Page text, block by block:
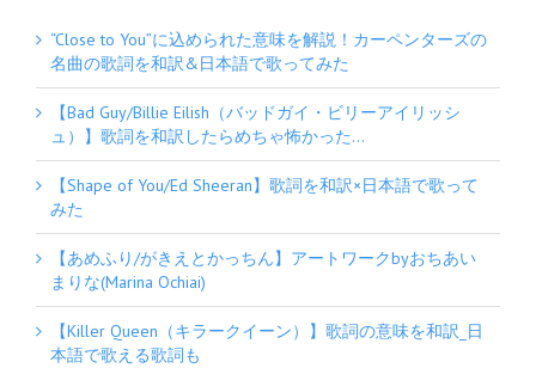
“Close to You”に込められた意味を解説！カーペンターズの
名曲の歌詞を和訳&日本語で歌ってみた
【Bad Guy/Billie Eilish（バッドガイ・ビリーアイリッシ
ュ）】歌詞を和訳したらめちゃ怖かった…
【Shape of You/Ed Sheeran】歌詞を和訳×日本語で歌って
みた
【あめふり/がきえとかっちん】アートワークbyおちあい
まりな(Marina Ochiai)
【Killer Queen（キラークイーン）】歌詞の意味を和訳_日
本語で歌える歌詞も